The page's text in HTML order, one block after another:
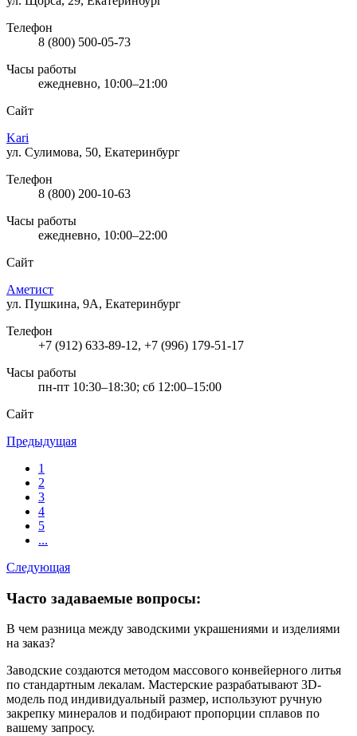
Телефон
8 (800) 500-05-73
Часы работы
ежедневно, 10:00–21:00
Сайт
Kari
ул. Сулимова, 50, Екатеринбург
Телефон
8 (800) 200-10-63
Часы работы
ежедневно, 10:00–22:00
Сайт
Аметист
ул. Пушкина, 9А, Екатеринбург
Телефон
+7 (912) 633-89-12, +7 (996) 179-51-17
Часы работы
пн-пт 10:30–18:30; сб 12:00–15:00
Сайт
Предыдущая
1
2
3
4
5
...
Следующая
Часто задаваемые вопросы:
В чем разница между заводскими украшениями и изделиями
на заказ?
Заводские создаются методом массового конвейерного литья
по стандартным лекалам. Мастерские разрабатывают 3D-
модель под индивидуальный размер, используют ручную
закрепку минералов и подбирают пропорции сплавов по
вашему запросу.